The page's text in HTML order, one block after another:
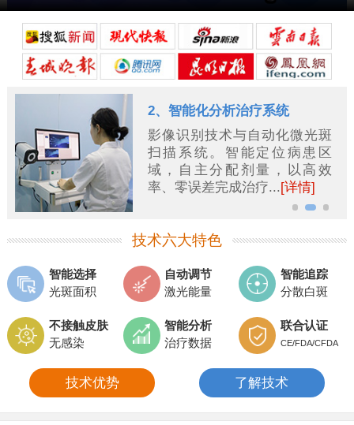
2、智能化分析治疗系统
影像识别技术与自动化微光斑
扫描系统。智能定位病患区
域，自主分配剂量，以高效
率、零误差完成治疗...[详情]
技术六大特色
智能选择
光斑面积
自动调节
激光能量
智能追踪
分散白斑
不接触皮肤
无感染
智能分析
治疗数据
联合认证
CE/FDA/CFDA
技术优势 了解技术